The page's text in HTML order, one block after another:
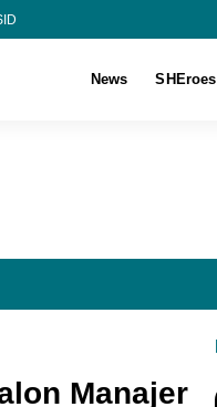
Tenggara
News SHEroes
Manajer